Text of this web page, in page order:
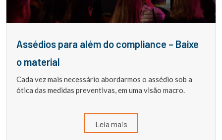
Assédios para além do compliance – Baixe
o material
Cada vez mais necessário abordarmos o assédio sob a
ótica das medidas preventivas, em uma visão macro.
Leia mais